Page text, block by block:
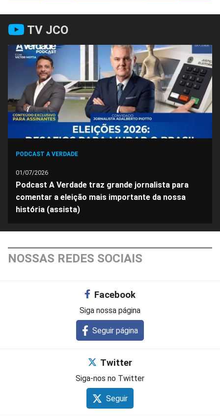
Compartilhar
no
Facebook
no
Whatsapp
no
Twitter
no
Messenger
no
Telegram
no
Gettr
TV JCO
PODCAST A VERDADE
01/07/2026
Podcast A Verdade traz grande jornalista para
comentar a eleição mais importante da nossa
história (assista)
NOSSAS REDES SOCIAIS
Facebook
Siga nossa página
Seguir página
Twitter
Siga-nos no Twitter
Seguir